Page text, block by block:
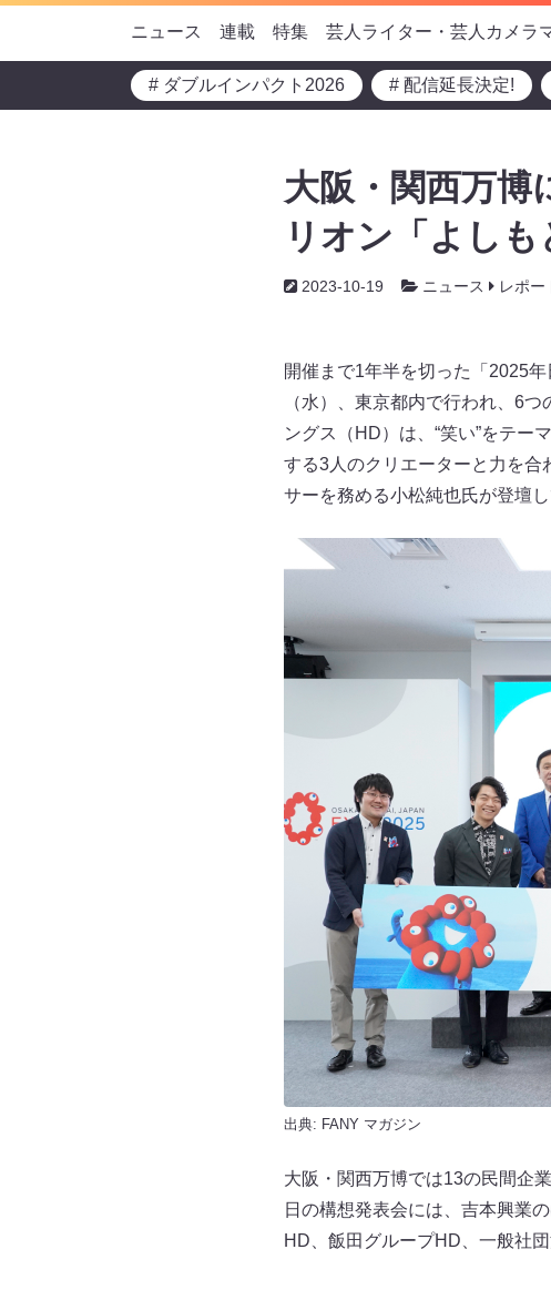
ニュース 連載 特集 芸人ライター・芸人カメラ
# ダブルインパクト2026 # 配信延長決定!
大阪・関西万博
リオン「よし
2023-10-19 ニュース レポー
開催まで1年半を切った「2025
（水）、東京都内で行われ、6
ングス（HD）は、“笑い”をテ
する3人のクリエーターと力を合
サーを務める小松純也氏が登壇
出典: FANY マガジン
大阪・関西万博では13の民間企
日の構想発表会には、吉本興業
HD、飯田グループHD、一般社